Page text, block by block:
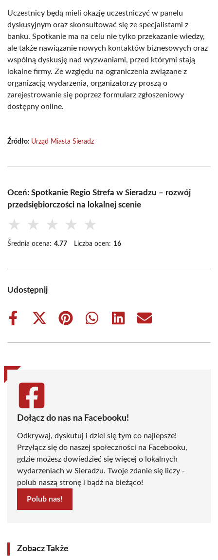
Uczestnicy będą mieli okazję uczestniczyć w panelu
dyskusyjnym oraz skonsultować się ze specjalistami z
banku. Spotkanie ma na celu nie tylko przekazanie wiedzy,
ale także nawiązanie nowych kontaktów biznesowych oraz
wspólną dyskusję nad wyzwaniami, przed którymi stają
lokalne firmy. Ze względu na ograniczenia związane z
organizacją wydarzenia, organizatorzy proszą o
zarejestrowanie się poprzez formularz zgłoszeniowy
dostępny online.
Źródło: Urząd Miasta Sieradz
Oceń: Spotkanie Regio Strefa w Sieradzu – rozwój
przedsiębiorczości na lokalnej scenie
★ ★ ★ ★ ★
Średnia ocena: 4.77 Liczba ocen: 16
Udostępnij
Share
Share
(Twitter)
Share
Share
Share
Share
Dołącz do nas na Facebooku!
Odkrywaj, dyskutuj i dziel się tym co najlepsze!
Przyłącz się do naszej społeczności na Facebooku,
gdzie możesz dowiedzieć się więcej o lokalnych
wydarzeniach w Sieradzu. Twoje zdanie się liczy -
polub naszą stronę i bądź na bieżąco!
Polub nas!
Zobacz Także